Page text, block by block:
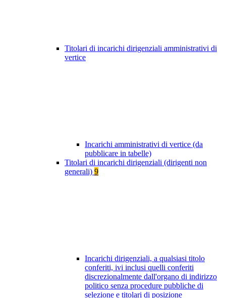
Titolari di incarichi dirigenziali amministrativi di
vertice
Incarichi amministrativi di vertice (da
pubblicare in tabelle)
Titolari di incarichi dirigenziali (dirigenti non
generali) 9
Incarichi dirigenziali, a qualsiasi titolo
conferiti, ivi inclusi quelli conferiti
discrezionalmente dall'organo di indirizzo
politico senza procedure pubbliche di
selezione e titolari di posizione